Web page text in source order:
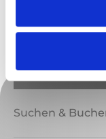
Suchen &